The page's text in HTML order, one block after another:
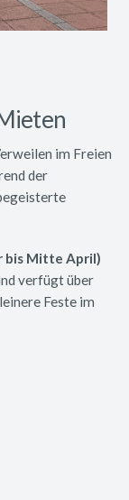
im Freien
der
bis Mitte April)
verfügt über
Feste im